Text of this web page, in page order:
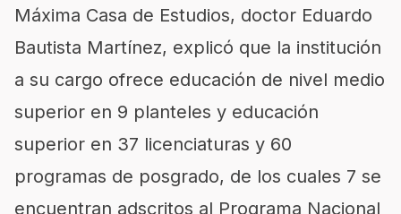
Máxima Casa de Estudios, doctor Eduardo
Bautista Martínez, explicó que la institución
a su cargo ofrece educación de nivel medio
superior en 9 planteles y educación
superior en 37 licenciaturas y 60
programas de posgrado, de los cuales 7 se
encuentran adscritos al Programa Nacional